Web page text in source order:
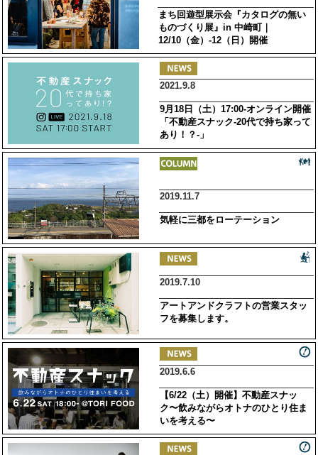
まち回遊型展示会『カタログの無い
ものづくり展』in 中崎町｜
12/10（金）-12（日）開催
2021.9.8
9月18日（土）17:00-オンライン開催
「不動産スナック-20代で持ち家って
あり！？-」
2019.11.7
気軽に三都をローテーション
2019.7.10
アートアンドクラフトの営業スタッ
フを募集します。
2019.6.6
【6/22（土）開催】不動産スナッ
ク〜飲みながらオトナのひとり住ま
いを考える〜